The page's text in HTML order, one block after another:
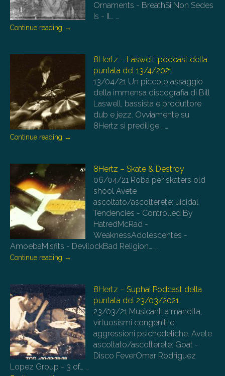
Ornaments - BreathSi Non Sedes
Is - Il… …
Continue reading →
8Hertz – Laswell: podcast della
puntata del 13/4/2021
13/04/21 Un piccolo assaggio
della immensa discografia di Bill
Laswell, bassista e produttore
dub e jezz. Ovviamente su
8Hertz si predilige… …
Continue reading →
8Hertz – Skate & Destroy
06/04/21 Roba per skaters old
shool Avete
ascoltato/ascolterete: uicidal
Tendencies - Controlled By
HatredMcRad -
WeaknessAdolescentes -
AmoebaMisfits - DevilockBad Religion… …
Continue reading →
8Hertz – Supha! Podcast della
puntata del 23/03/2021
23/03/21 Musicanti a manetta,
virtuosismi congeniti e
aggressioni psichedeliche. Avete
ascoltato/ascolterete: Goat -
Disco FeverOmar Rodriguez
Lopez Group - 3 of… …